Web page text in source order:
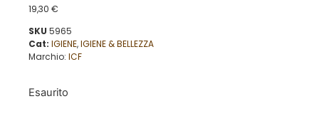
19,30 €
SKU 5965
Cat: IGIENE,IGIENE & BELLEZZA
Marchio: ICF
Esaurito